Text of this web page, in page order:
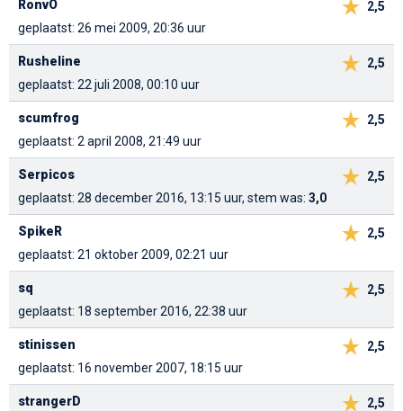
2,5
RonvO
geplaatst: 26 mei 2009, 20:36 uur
2,5
Rusheline
geplaatst: 22 juli 2008, 00:10 uur
2,5
scumfrog
geplaatst: 2 april 2008, 21:49 uur
2,5
Serpicos
geplaatst: 28 december 2016, 13:15 uur, stem was: 3,0
2,5
SpikeR
geplaatst: 21 oktober 2009, 02:21 uur
2,5
sq
geplaatst: 18 september 2016, 22:38 uur
2,5
stinissen
geplaatst: 16 november 2007, 18:15 uur
2,5
strangerD